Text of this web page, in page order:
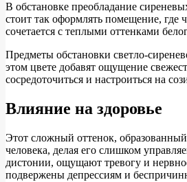
В обстановке преобладание
стоит так оформлять помещение, где
сочетается с теплыми оттенками
Предметы обстановки светло-
этом цвете добавят ощущение
сосредоточиться и настроиться на
Влияние на здоровье
Этот сложный оттенок,
человека, делая его слишком
дистонии, ощущают тревогу и
подвержены депрессиям и